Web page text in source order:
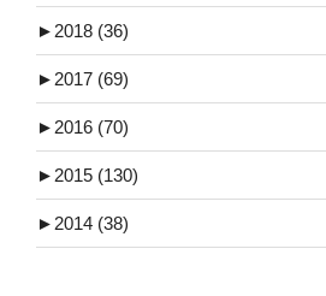
► 2018 (36)
► 2017 (69)
► 2016 (70)
► 2015 (130)
► 2014 (38)